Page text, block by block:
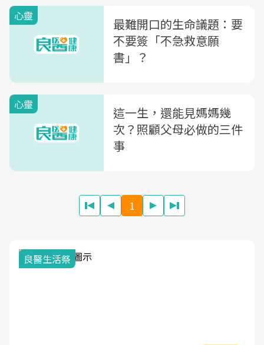
心靈
最難開口的生命議題：要
不要簽「不急救意願
書」？
心靈
這一生，還能見媽媽幾
次？照顧父母必做的三件
事
1
良醫生活祭